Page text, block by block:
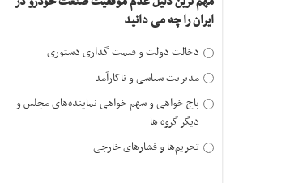
ایران را چه می دانید
دخالت دولت و قیمت گذاری دستوری
مدیریت سیاسی و ناکارآمد
باج خواهی و سهم خواهی نماینده‌های مجلس و
دیگر گروه ها
تحریم‌ها و فشارهای خارجی